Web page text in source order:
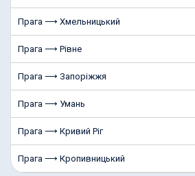
Прага ⟶ Хмельницький
Прага ⟶ Рівне
Прага ⟶ Запоріжжя
Прага ⟶ Умань
Прага ⟶ Кривий Ріг
Прага ⟶ Кропивницький